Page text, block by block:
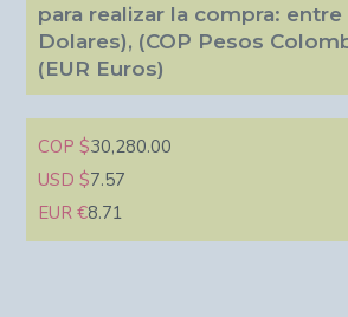
para realizar la compra: entre
Dolares), (COP Pesos
(EUR Euros)
COP $30,280.00
USD $7.57
EUR €8.71